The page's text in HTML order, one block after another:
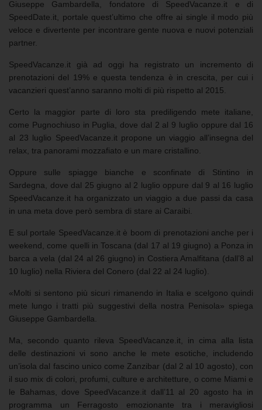
Giuseppe Gambardella, fondatore di SpeedVacanze.it e di
SpeedDate.it, portale quest’ultimo che offre ai single il modo più
veloce e divertente per incontrare gente nuova e nuovi potenziali
partner.
SpeedVacanze.it già ad oggi ha registrato un incremento di
prenotazioni del 19% e questa tendenza è in crescita, per cui i
vacanzieri quest’anno saranno molti di più rispetto al 2015.
Certo la maggior parte di loro sta prediligendo mete italiane,
come Pugnochiuso in Puglia, dove dal 2 al 9 luglio oppure dal 16
al 23 luglio SpeedVacanze.it propone un viaggio all’insegna del
relax, tra panorami mozzafiato e un mare cristallino.
Oppure sulle spiagge bianche e sconfinate di Stintino in
Sardegna, dove dal 25 giugno al 2 luglio oppure dal 9 al 16 luglio
SpeedVacanze.it ha organizzato un viaggio a due passi da casa
in una meta dove però sembra di stare ai Caraibi.
E sul portale SpeedVacanze.it è boom di prenotazioni anche per i
weekend, come quelli in Toscana (dal 17 al 19 giugno) a Ponza in
barca a vela (dal 24 al 26 giugno) in Costiera Amalfitana (dall’8 al
10 luglio) nella Riviera del Conero (dal 22 al 24 luglio).
«Molti si sentono più sicuri rimanendo in Italia e scelgono quindi
mete lungo i tratti più suggestivi della nostra Penisola» spiega
Giuseppe Gambardella.
Ma, secondo quanto rileva SpeedVacanze.it, in cima alla lista
delle destinazioni vi sono anche le mete esotiche, includendo
un’isola dal fascino unico come Zanzibar (dal 2 al 10 agosto), con
il suo mix di colori, profumi, culture e architetture, o come Miami e
le Bahamas, dove SpeedVacanze.it dall’11 al 20 agosto ha in
programma un Ferragosto emozionante tra i meravigliosi